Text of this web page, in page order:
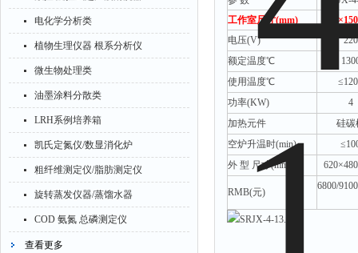
电化学分析类
植物生理仪器 根系分析仪
微生物处理类
油墨涂料分散类
LRH系例培养箱
凯氏定氮仪/数显消化炉
粗纤维测定仪/脂肪测定仪
旋转蒸发仪器/蒸馏水器
COD 氨氮 总磷测定仪
查看更多
工作室尺寸(mm) ×150
电压(V)
220
额定温度℃
使用温度℃
功率(KW)
4
加热元件
硅碳
空炉升温时(min)
外 型 尺寸(mm) 620×480
RMB(元)
6800/